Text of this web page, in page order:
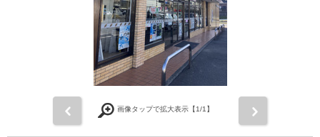
画像タップで拡大表示【1/1】